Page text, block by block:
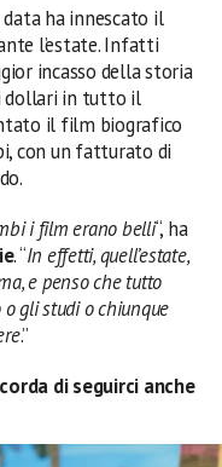
data ha innescato il
l’estate. Infatti
incasso della storia
dollari in tutto il
il film biografico
con un fatturato di
i film erano belli“, ha
. “In effetti, quell’estate,
e penso che tutto
gli studi o chiunque
.”
di seguirci anche